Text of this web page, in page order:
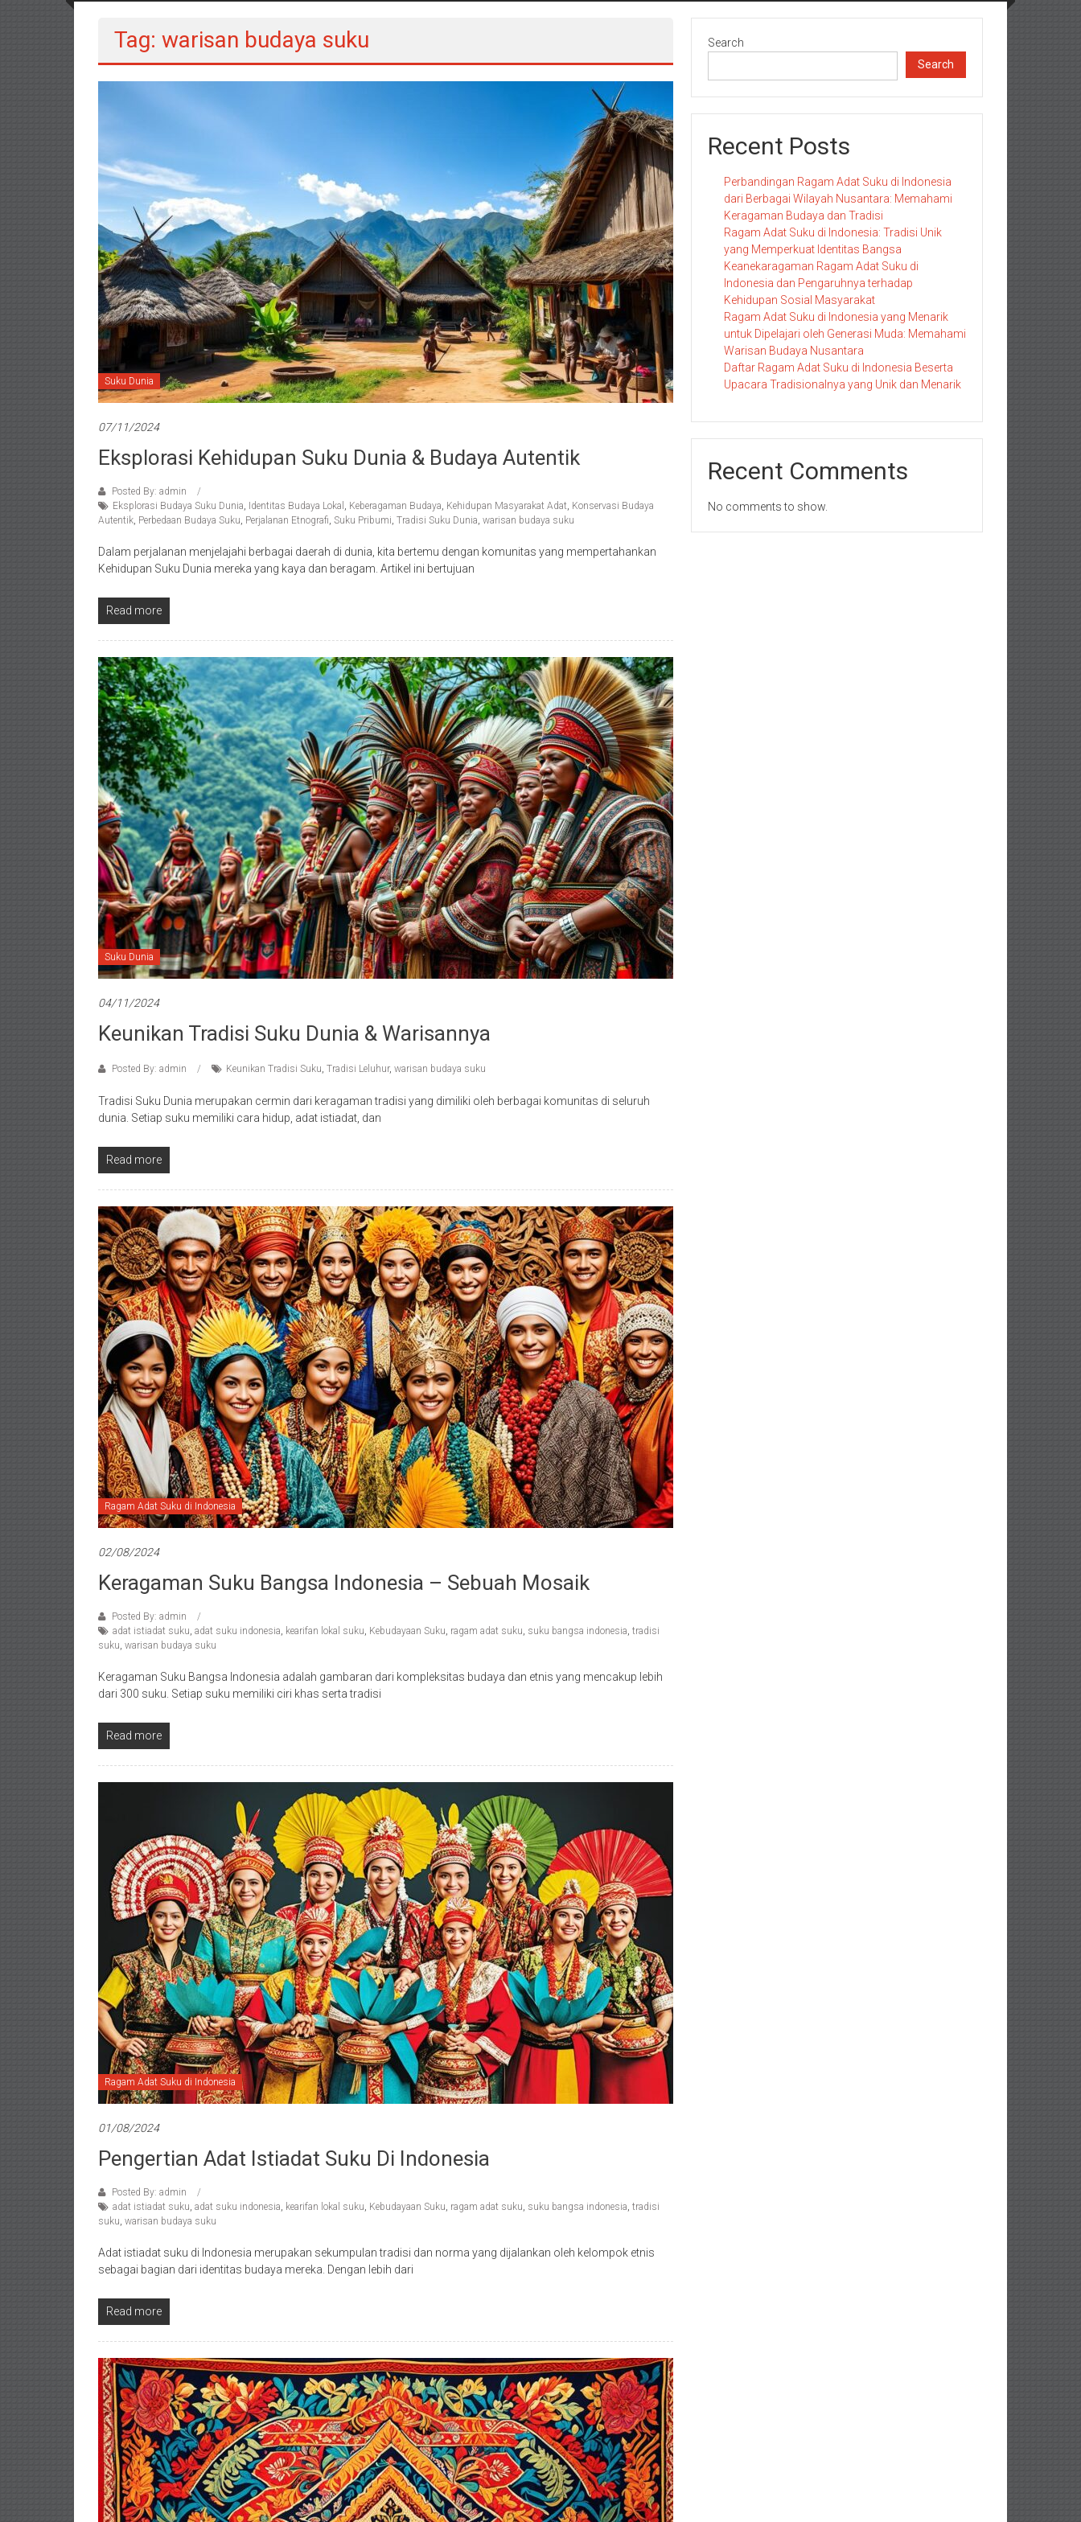
Tag: warisan budaya suku
Suku Dunia
07/11/2024
Eksplorasi Kehidupan Suku Dunia & Budaya Autentik
Posted By: admin
Eksplorasi Budaya Suku Dunia, Identitas Budaya Lokal , Keberagaman Budaya, Kehidupan Masyarakat Adat, Konservasi Budaya
Autentik, Perbedaan Budaya Suku, Perjalanan Etnografi, Suku Pribumi, Tradisi Suku Dunia, warisan budaya suku
Dalam perjalanan menjelajahi berbagai daerah di dunia, kita bertemu dengan komunitas yang mempertahankan
Kehidupan Suku Dunia mereka yang kaya dan beragam. Artikel ini bertujuan
Read more
Suku Dunia
04/11/2024
Keunikan Tradisi Suku Dunia & Warisannya
Posted By: admin Keunikan Tradisi Suku, Tradisi Leluhur, warisan budaya suku
Tradisi Suku Dunia merupakan cermin dari keragaman tradisi yang dimiliki oleh berbagai komunitas di seluruh
dunia. Setiap suku memiliki cara hidup, adat istiadat, dan
Read more
Ragam Adat Suku di Indonesia
02/08/2024
Keragaman Suku Bangsa Indonesia – Sebuah Mosaik
Posted By: admin
adat istiadat suku, adat suku indonesia, kearifan lokal suku, Kebudayaan Suku, ragam adat suku, suku bangsa indonesia, tradisi
suku, warisan budaya suku
Keragaman Suku Bangsa Indonesia adalah gambaran dari kompleksitas budaya dan etnis yang mencakup lebih
dari 300 suku. Setiap suku memiliki ciri khas serta tradisi
Read more
Ragam Adat Suku di Indonesia
01/08/2024
Pengertian Adat Istiadat Suku Di Indonesia
Posted By: admin
adat istiadat suku, adat suku indonesia, kearifan lokal suku, Kebudayaan Suku, ragam adat suku, suku bangsa indonesia, tradisi
suku, warisan budaya suku
Adat istiadat suku di Indonesia merupakan sekumpulan tradisi dan norma yang dijalankan oleh kelompok etnis
sebagai bagian dari identitas budaya mereka. Dengan lebih dari
Read more
Search
Search
Recent Posts
Perbandingan Ragam Adat Suku di Indonesia
dari Berbagai Wilayah Nusantara: Memahami
Keragaman Budaya dan Tradisi
Ragam Adat Suku di Indonesia: Tradisi Unik
yang Memperkuat Identitas Bangsa
Keanekaragaman Ragam Adat Suku di
Indonesia dan Pengaruhnya terhadap
Kehidupan Sosial Masyarakat
Ragam Adat Suku di Indonesia yang Menarik
untuk Dipelajari oleh Generasi Muda: Memahami
Warisan Budaya Nusantara
Daftar Ragam Adat Suku di Indonesia Beserta
Upacara Tradisionalnya yang Unik dan Menarik
Recent Comments
No comments to show.